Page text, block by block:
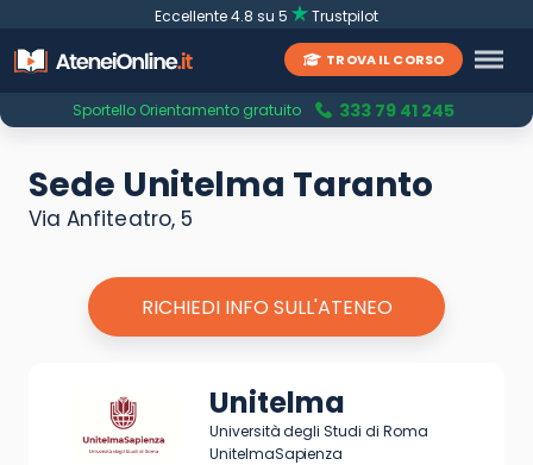
Eccellente 4.8 su 5 Trustpilot
TROVA IL CORSO
Sportello Orientamento gratuito 333 79 41 245
Sede Unitelma Taranto
Via Anfiteatro, 5
RICHIEDI INFO SULL'ATENEO
Unitelma
Università degli Studi di Roma
UnitelmaSapienza